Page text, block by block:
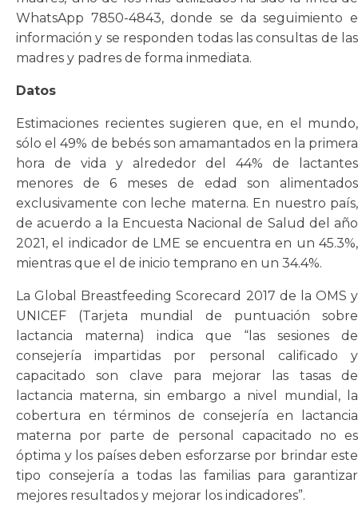
WhatsApp 7850-4843, donde se da seguimiento e
información y se responden todas las consultas de las
madres y padres de forma inmediata.
Datos
Estimaciones recientes sugieren que, en el mundo,
sólo el 49% de bebés son amamantados en la primera
hora de vida y alrededor del 44% de lactantes
menores de 6 meses de edad son alimentados
exclusivamente con leche materna. En nuestro país,
de acuerdo a la Encuesta Nacional de Salud del año
2021, el indicador de LME se encuentra en un 45.3%,
mientras que el de inicio temprano en un 34.4%.
La Global Breastfeeding Scorecard 2017 de la OMS y
UNICEF (Tarjeta mundial de puntuación sobre
lactancia materna) indica que “las sesiones de
consejería impartidas por personal calificado y
capacitado son clave para mejorar las tasas de
lactancia materna, sin embargo a nivel mundial, la
cobertura en términos de consejería en lactancia
materna por parte de personal capacitado no es
óptima y los países deben esforzarse por brindar este
tipo consejería a todas las familias para garantizar
mejores resultados y mejorar los indicadores”.